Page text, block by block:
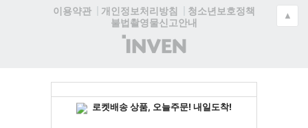
이용약관
개인정보처리방침
청소년보호정책
불법촬영물신고안내
(주)
인
▲